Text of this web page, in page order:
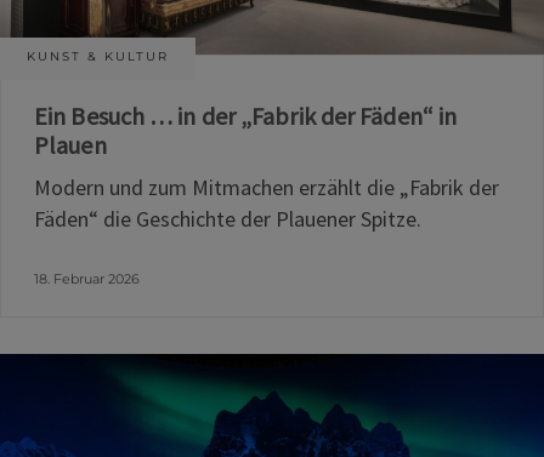
KUNST & KULTUR
Ein Besuch … in der „Fabrik der Fäden“ in
Plauen
Modern und zum Mitmachen erzählt die „Fabrik der
Fäden“ die Geschichte der Plauener Spitze.
18. Februar 2026